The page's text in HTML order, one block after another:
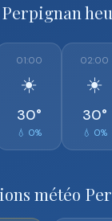
01:00
☀️
30°
💧 0%
02:00
☀️
30°
💧 0%
météo